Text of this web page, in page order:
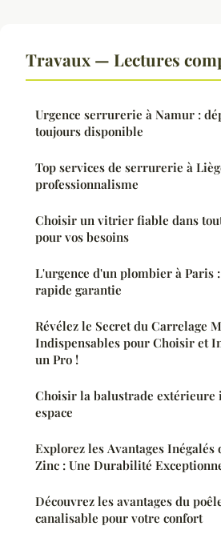
Travaux — Lectures
Urgence serrurerie à Namur :
toujours disponible
Top services de serrurerie à
professionnalisme
Choisir un vitrier fiable dans
pour vos besoins
L'urgence d'un plombier à Paris
rapide garantie
Révélez le Secret du Carrelage
Indispensables pour Choisir et
un Pro !
Choisir la balustrade extérieure
espace
Explorez les Avantages Inégalés
Zinc : Une Durabilité
Découvrez les avantages du
canalisable pour votre confort